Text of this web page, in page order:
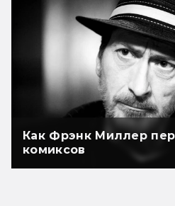
Как Фрэнк Миллер
комиксов